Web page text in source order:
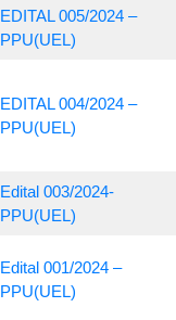
EDITAL 005/2024 –
PPU(UEL)
EDITAL 004/2024 –
PPU(UEL)
Edital 003/2024-
PPU(UEL)
Edital 001/2024 –
PPU(UEL)